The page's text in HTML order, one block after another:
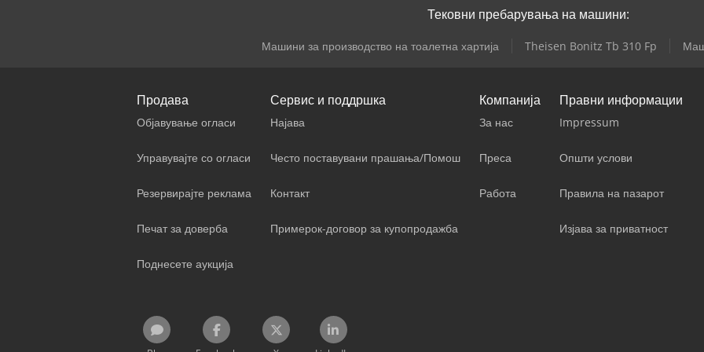
Тековни пребарувања на машини:
Машини за производство на тоалетна хартија Theisen Bonitz Tb 310 Fp
Продава
Објавување огласи
Управувајте со огласи
Резервирајте реклама
Печат за доверба
Поднесете аукција
Сервис и поддршка
Најава
Често поставувани прашања/Помош
Контакт
Примерок-договор за купопродажба
Компанија
За нас
Преса
Работа
Правни информации
Impressum
Општи услови
Правила на пазарот
Изјава за приватност